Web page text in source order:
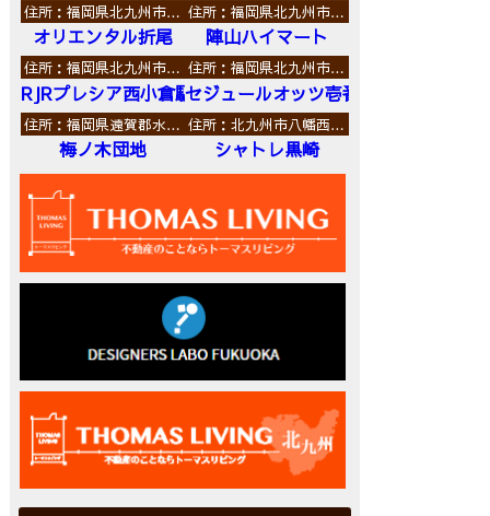
住所：福岡県北九州市…
オリエンタル折尾
住所：福岡県北九州市…
陣山ハイマート
住所：福岡県北九州市…
RJRプレシア西小倉駅前
住所：福岡県北九州市…
セジュールオッツ壱番館
住所：福岡県遠賀郡水…
梅ノ木団地
住所：北九州市八幡西…
シャトレ黒崎